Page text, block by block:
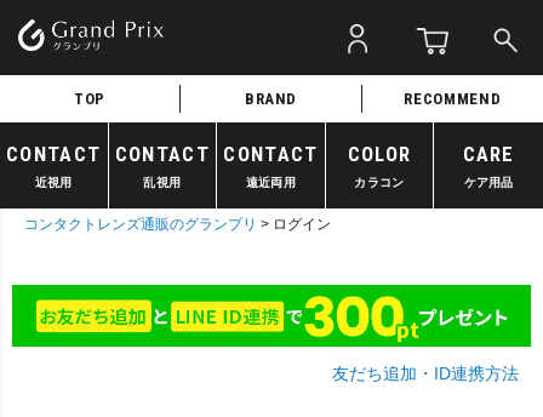
TOP BRAND RECOMMEND
CONTACT
近視用
CONTACT
乱視用
CONTACT
遠近両用
COLOR
カラコン
CARE
ケア用品
コンタクトレンズ通販のグランプリ ログイン
友だち追加・ID連携方法